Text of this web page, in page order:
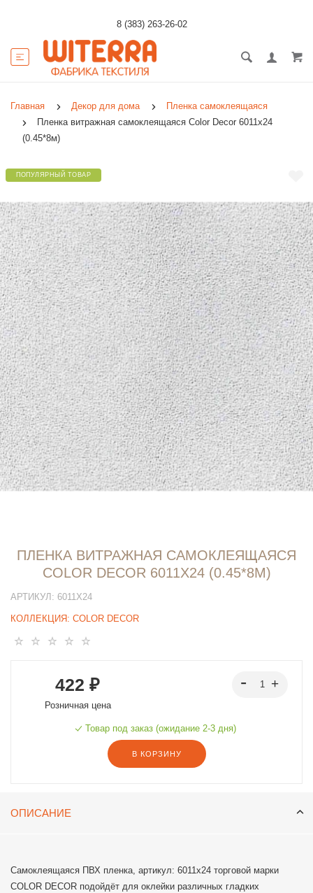
8 (383) 263-26-02
Главная Декор для дома
Пленка самоклеящаяся
Пленка витражная самоклеящаяся Color Decor 6011х24
(0.45*8м)
ПОПУЛЯРНЫЙ ТОВАР
ПЛЕНКА ВИТРАЖНАЯ САМОКЛЕЯЩАЯСЯ
COLOR DECOR 6011Х24 (0.45*8М)
АРТИКУЛ: 6011Х24
КОЛЛЕКЦИЯ: COLOR DECOR
422 ₽
Розничная цена
Товар под заказ (ожидание 2-3 дня)
В КОРЗИНУ
ОПИСАНИЕ
Самоклеящаяся ПВХ пленка, артикул: 6011х24 торговой марки
COLOR DECOR подойдёт для оклейки различных гладких